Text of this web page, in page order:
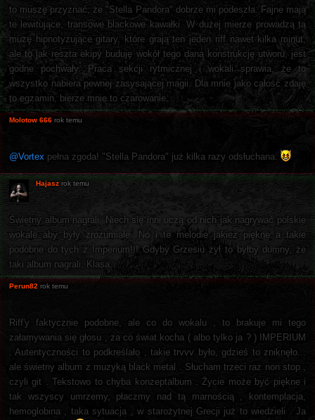
to muszę przyznać, że "Stella Pandora" dobrze mi podeszła. Fajne mają
te lewitujące, transowe blackowe kawałki. W dużej mierze prowadzą tą
muzę hipnotyzujące gitary, które grają ten jeden riff nawet kilka minut,
ale to jak reszta ekipy buduję wokół tego daną konstrukcję utworu, jest
godne pochwały. Praca sekcji rytmicznej i wokali sprawia, że to
wszystko nabiera pewnej zasysającej magii. Dla mnie jako całość zdaję
to egzamin, bierze mnie to czarowanie.
Molotow 666 rok temu
@Vortex pełna zgoda! "Stella Pandora" już kilka razy odsłuchana.
Hajasz rok temu
Świetny album nagrali. Niech się inni uczą od nich jak nagrywać polskie
wokale aby były zrozumiałe. No i te melodie jakież piękne a takie
podobne do tych z Imperium!!! Gdyby Grzesiu żył to byłby dumny, że
taki album nagrali. Klasa.
Perun82 rok temu
Riff'y faktycznie podobne, ale co do wokalu , to brakuje mi tego
załamywania się głosu , za co świat kocha ( albo tylko ja ? ) IMPERIUM
. Autentyczności to podkreślało , takie trvvv było, gdzieś to zniknęło...
ale świetny album z muzyką black metal . Słucham trzeci raz non stop ,
czyli git . Tekstowo to chyba konzeptalbum . Życie może być piękne i
tak wszyscy umrzemy, płaczmy nad tą marnością , kontemplacja,
hemoglobina , taka sytuacja , w starożytnej Grecji już to wiedzieli . Ja